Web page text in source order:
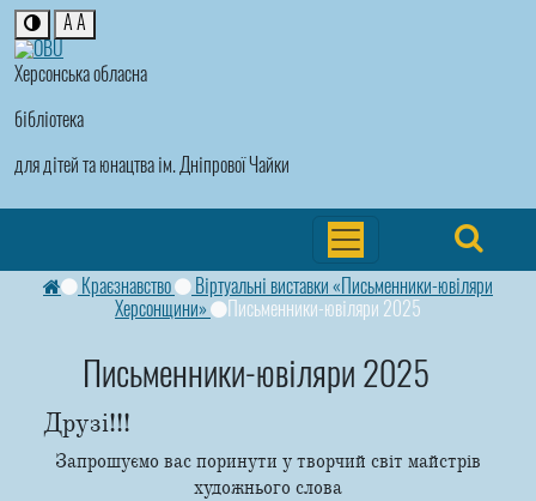
Херсонська обласна
бібліотека
для дітей та юнацтва ім. Дніпрової Чайки
A A
Краєзнавство
Віртуальні виставки «Письменники-ювіляри
Херсонщини»
Письменники-ювіляри 2025
Письменники-ювіляри 2025
Друзі!!!
Запрошуємо вас поринути у творчий світ майстрів
художнього слова